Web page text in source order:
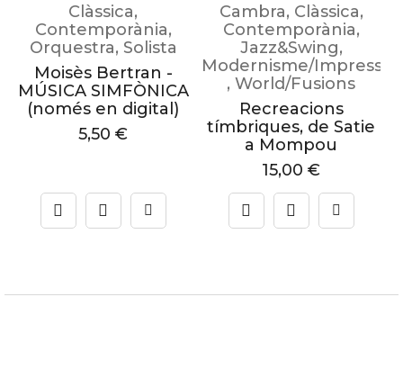
Clàssica,
Contemporània,
Orquestra, Solista
Moisès Bertran -
MÚSICA SIMFÒNICA
(només en digital)
5,50 €
Cambra, Clàssica,
Contemporània,
Jazz&Swing,
Modernisme/
, World/Fusions
Recreacions
tímbriques, de Satie
a Mompou
15,00 €